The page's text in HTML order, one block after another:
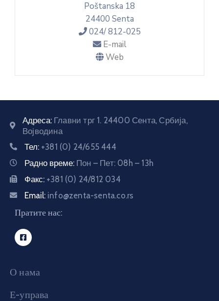
Poštanska 18
24400 Senta
024/ 812-025
E-mail
Web
Адреса: Главни трг 1. 24400 Сента, Србија,
Војводина
Тел: +381 (0) 24/655 444
Радно време: Пон – Пет: 08h – 13h
Факс: +381 (0) 24/812 034
Email: info@zenta-senta.co.rs
Пратите нас:
О нама
Е-управа